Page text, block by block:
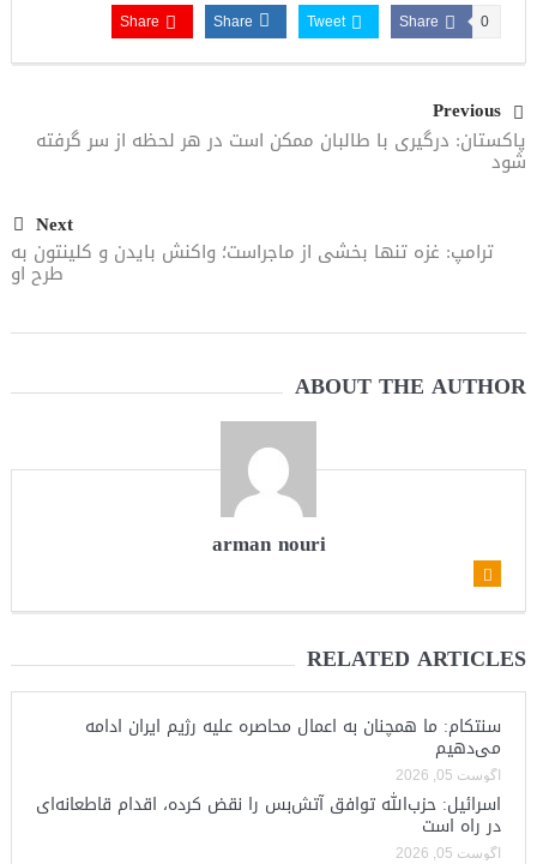
Share 0
Tweet
Share
Share
Previous
پاکستان: درگیری با طالبان ممکن است در هر لحظه از سر گرفته
شود
Next
ترامپ: غزه تنها بخشی از ماجراست؛ واکنش بایدن و کلینتون به
طرح او
ABOUT THE AUTHOR
arman nouri
RELATED ARTICLES
سنتکام: ما همچنان به اعمال محاصره علیه رژیم ایران ادامه
می‌دهیم
آگوست 05, 2026
اسرائیل: حزب‌الله توافق آتش‌بس را نقض کرده، اقدام قاطعانه‌ای
در راه است
آگوست 05, 2026